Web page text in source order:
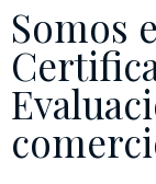
Somos